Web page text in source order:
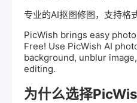
专业的AI抠图修图，支持格
PicWish brings easy
Free! Use PicWish AI
background, unblur
editing.
为什么选择